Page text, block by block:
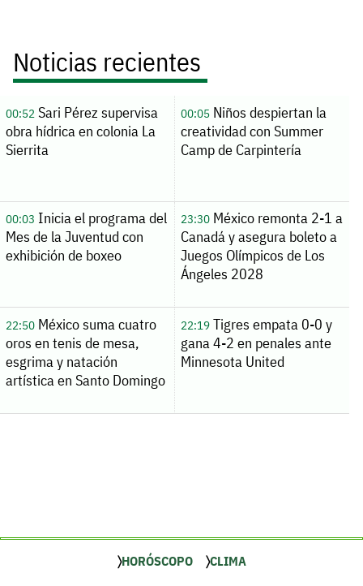
Noticias recientes
00:52 Sari Pérez supervisa
obra hídrica en colonia La
Sierrita
00:05Niños despiertan la
creatividad con Summer
Camp de Carpintería
00:03 Inicia el programa del
Mes de la Juventud con
exhibición de boxeo
23:30México remonta 2-1 a
Canadá y asegura boleto a
Juegos Olímpicos de Los
Ángeles 2028
22:50México suma cuatro
oros en tenis de mesa,
esgrima y natación
artística en Santo Domingo
22:19Tigres empata 0-0 y
gana 4-2 en penales ante
Minnesota United
HORÓSCOPO CLIMA